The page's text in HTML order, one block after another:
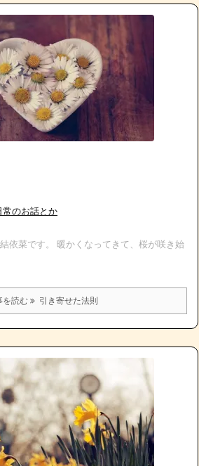
常のお話とか
依菜です。 暖かくなってきて、桜が咲き始
を読む 引き寄せた法則